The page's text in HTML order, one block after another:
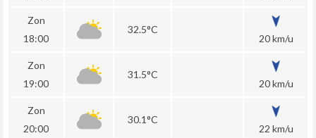
Zon
18:00
32.5°C
20 km/u
Zon
19:00
31.5°C
20 km/u
Zon
20:00
30.1°C
22 km/u